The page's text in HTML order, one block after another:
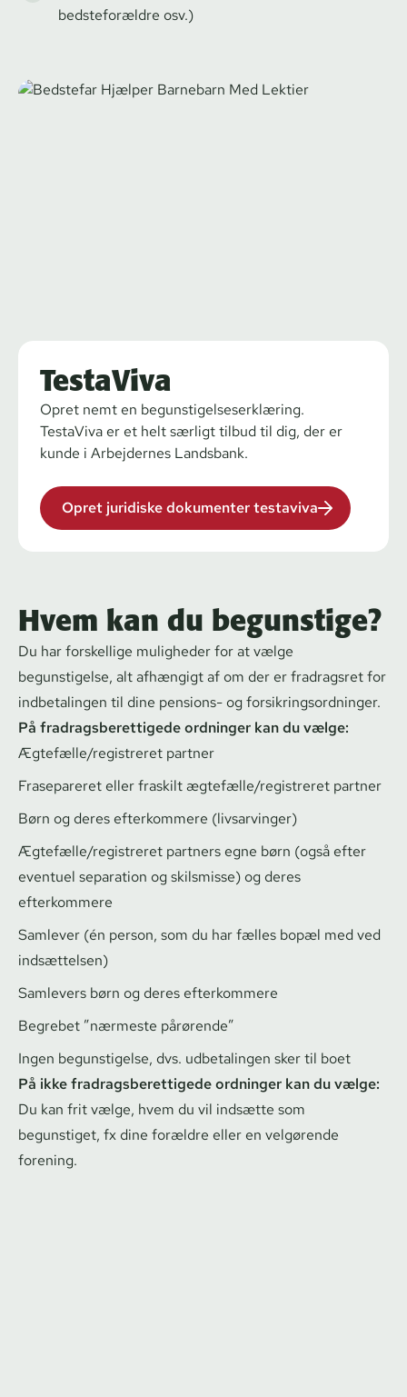
bedsteforældre osv.)
TestaViva
Opret nemt en begunstigelseserklæring.
TestaViva er et helt særligt tilbud til dig, der er
kunde i Arbejdernes Landsbank.
Opret juridiske dokumenter testaviva
Hvem kan du begunstige?
Du har forskellige muligheder for at vælge
begunstigelse, alt afhængigt af om der er fradragsret for
indbetalingen til dine pensions- og for­sik­rings­ord­nin­ger.
På fradrags­be­ret­ti­ge­de ordninger kan du vælge:
Ægtefælle/registreret partner
Frasepareret eller fraskilt ægtefælle/registreret partner
Børn og deres efterkommere (livsarvinger)
Ægtefælle/registreret partners egne børn (også efter
eventuel separation og skilsmisse) og deres
efterkommere
Samlever (én person, som du har fælles bopæl med ved
indsættelsen)
Samlevers børn og deres efterkommere
Begrebet ”nærmeste pårørende”
Ingen begunstigelse, dvs. udbetalingen sker til boet
På ikke fradrags­be­ret­ti­ge­de ordninger kan du vælge:
Du kan frit vælge, hvem du vil indsætte som
begunstiget, fx dine forældre eller en velgørende
forening.